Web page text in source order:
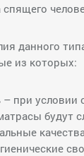
данного
из которых:
– при
будут